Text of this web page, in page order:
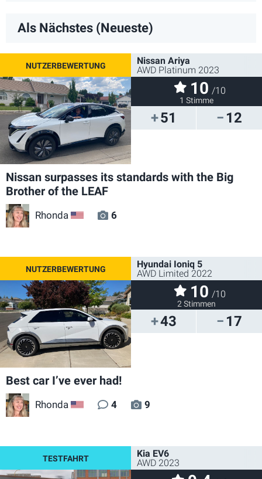
Als Nächstes (Neueste)
51 12
Nissan Ariya
AWD Platinum 2023
10 /10
1 Stimme
Nissan surpasses its standards with the Big
Brother of the LEAF
Rhonda US 6
43 17
Hyundai Ioniq 5
AWD Limited 2022
10 /10
2 Stimmen
Best car I’ve ever had!
Rhonda US 4 9
Kia EV6
AWD 2023